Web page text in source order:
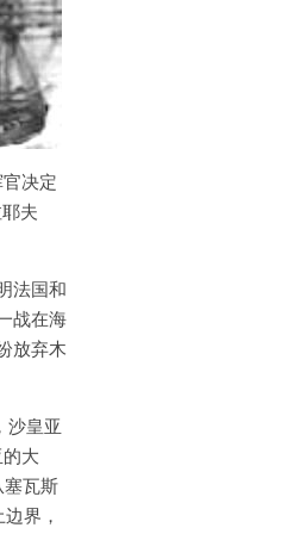
决定
夫
法国和
战在海
放弃木
沙皇亚
大
塞瓦斯
界，